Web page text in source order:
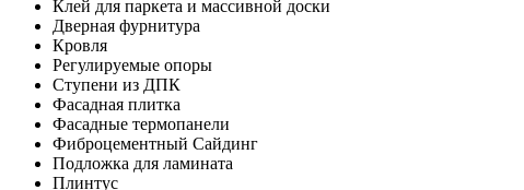
Клей для паркета и массивной доски
Дверная фурнитура
Кровля
Регулируемые опоры
Ступени из ДПК
Фасадная плитка
Фасадные термопанели
Фиброцементный Сайдинг
Подложка для ламината
Плинтус